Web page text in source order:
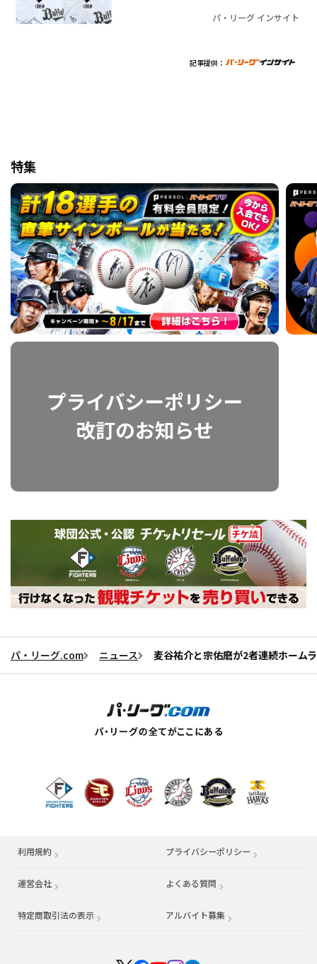
パ・リーグ インサイト
記事提供：
特集
パ・リーグ.com ニュース 麦谷祐介と宗佑磨が2者連続ホーム
利用規約 プライバシーポリシー
運営会社 （別ウィンドウで開く） よくある質問
特定商取引法の表示 アルバイト募集 （別ウィンドウで開く